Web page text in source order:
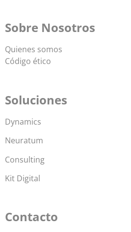
Sobre Nosotros
Quienes somos
Código ético
Soluciones
Dynamics
Neuratum
Consulting
Kit Digital
Contacto